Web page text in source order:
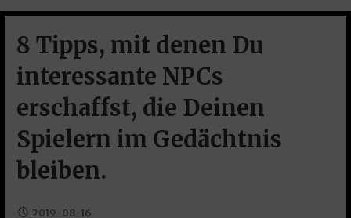
8 Tipps, mit denen Du
interessante NPCs
erschaffst, die Deinen
Spielern im Gedächtnis
bleiben.
2019-08-16